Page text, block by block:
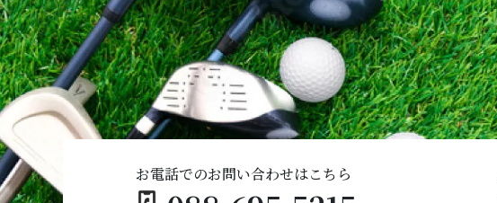
お電話でのお問い合わせはこちら